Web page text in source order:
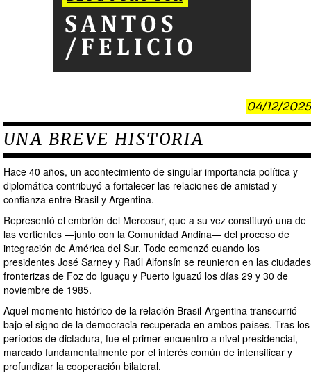
04/12/2025
UNA BREVE HISTORIA
Hace 40 años, un acontecimiento de singular importancia política y
diplomática contribuyó a fortalecer las relaciones de amistad y
confianza entre Brasil y Argentina.
Representó el embrión del Mercosur, que a su vez constituyó una de
las vertientes —junto con la Comunidad Andina— del proceso de
integración de América del Sur. Todo comenzó cuando los
presidentes José Sarney y Raúl Alfonsín se reunieron en las ciudades
fronterizas de Foz do Iguaçu y Puerto Iguazú los días 29 y 30 de
noviembre de 1985.
Aquel momento histórico de la relación Brasil-Argentina transcurrió
bajo el signo de la democracia recuperada en ambos países. Tras los
períodos de dictadura, fue el primer encuentro a nivel presidencial,
marcado fundamentalmente por el interés común de intensificar y
profundizar la cooperación bilateral.